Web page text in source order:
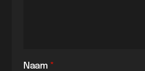
Naam *